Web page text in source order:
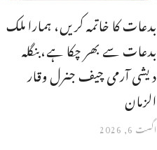
بدعات کا خاتمہ کریں، ہمارا ملک
بدعات سے بھر چکا ہے،بنگله
دیشی آرمی چیف جنرل وقار
الزمان
اگست 6, 2026